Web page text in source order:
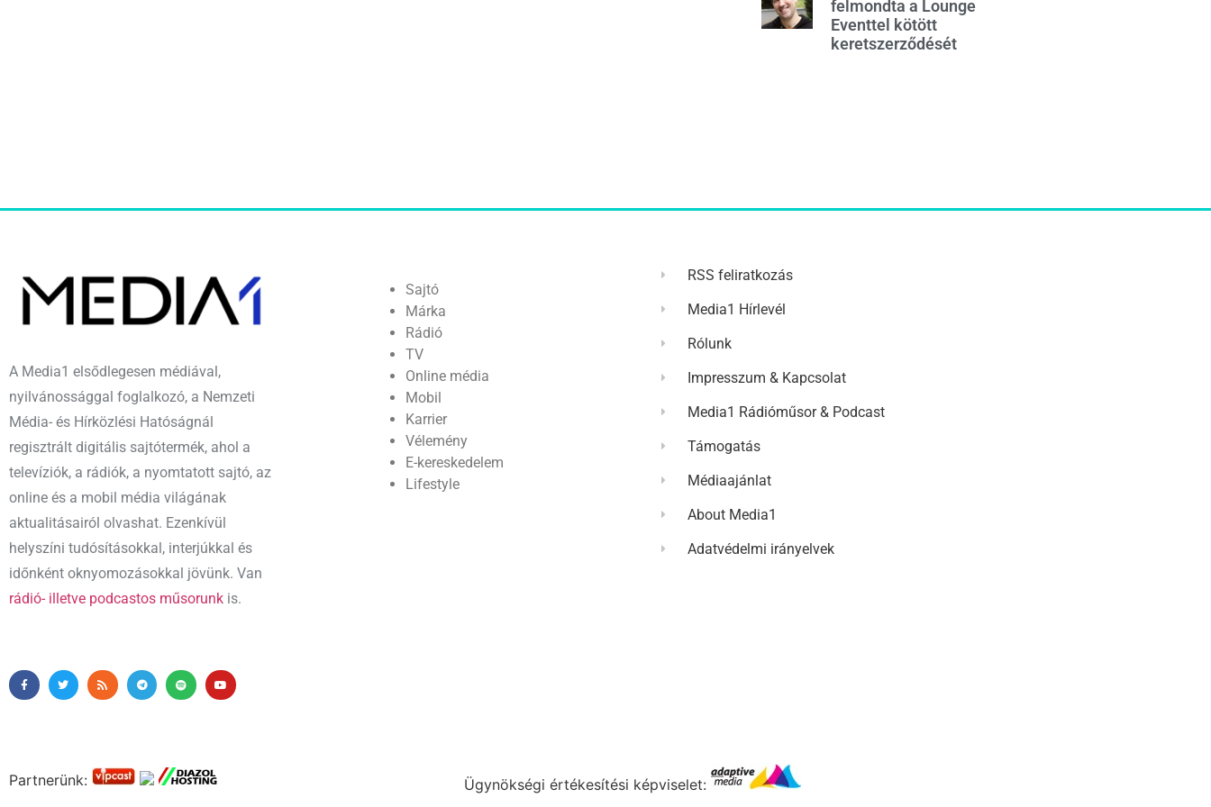
felmondta a Lounge
Eventtel kötött
keretszerződését
A Media1 elsődlegesen médiával,
nyilvánossággal foglalkozó, a Nemzeti
Média- és Hírközlési Hatóságnál
regisztrált digitális sajtótermék, ahol a
televíziók, a rádiók, a nyomtatott sajtó, az
online és a mobil média világának
aktualitásairól olvashat. Ezenkívül
helyszíni tudósításokkal, interjúkkal és
időnként oknyomozásokkal jövünk. Van
rádió- illetve podcastos műsorunk is.
Sajtó
Márka
Rádió
TV
Online média
Mobil
Karrier
Vélemény
E-kereskedelem
Lifestyle
RSS feliratkozás
Media1 Hírlevél
Rólunk
Impresszum & Kapcsolat
Media1 Rádióműsor & Podcast
Támogatás
Médiaajánlat
About Media1
Adatvédelmi irányelvek
Partnerünk: Ügynökségi értékesítési képviselet: